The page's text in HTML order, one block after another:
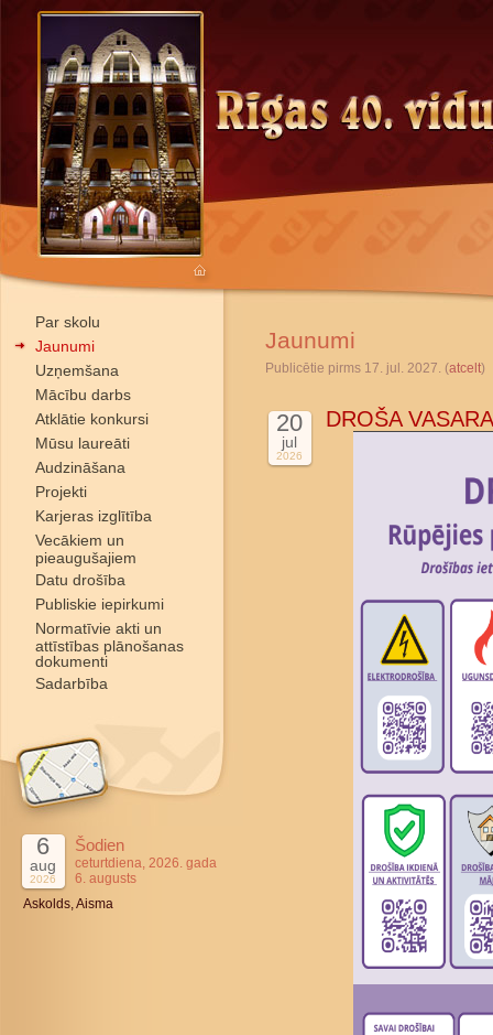
Par skolu
Jaunumi
Uzņemšana
Mācību darbs
Atklātie konkursi
Mūsu laureāti
Audzināšana
Projekti
Karjeras izglītība
Vecākiem un
pieaugušajiem
Datu drošība
Publiskie iepirkumi
Normatīvie akti un
attīstības plānošanas
dokumenti
Sadarbība
6
aug
2026
Šodien
ceturtdiena, 2026. gada
6. augusts
Askolds, Aisma
Jaunumi
Publicētie pirms 17. jul. 2027. (atcelt)
20
jul
2026
DROŠA